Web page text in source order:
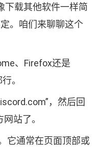
下载其他软件一样简
。咱们来聊聊这个
、Firefox还是
。
，然后回
站了。
它通常在页面顶部或